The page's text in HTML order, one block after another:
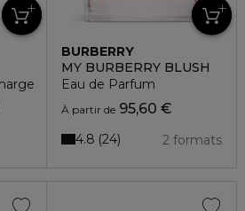
BURBERRY
MY BURBERRY BLUSH
Eau de Parfum
À partir de95,60 €
2 formats
4.8 24